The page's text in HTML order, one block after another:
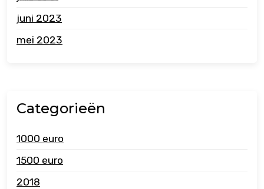
juni 2023
mei 2023
Categorieën
1000 euro
1500 euro
2018